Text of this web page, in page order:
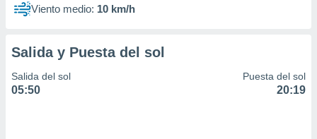
1199
Viento medio: 10 km/h
Salida y Puesta del sol
Salida del sol
05:50
Puesta del sol
20:19